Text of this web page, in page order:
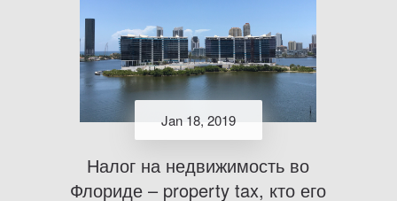
Jan 18, 2019
Налог на недвижимость во
Флориде – property tax, кто его